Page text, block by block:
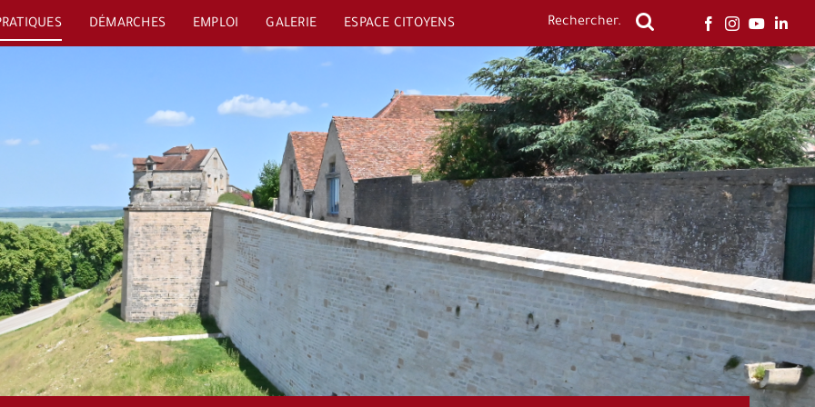
DÉMARCHES EMPLOI GALERIE ESPACE CITOYENS Rechercher: